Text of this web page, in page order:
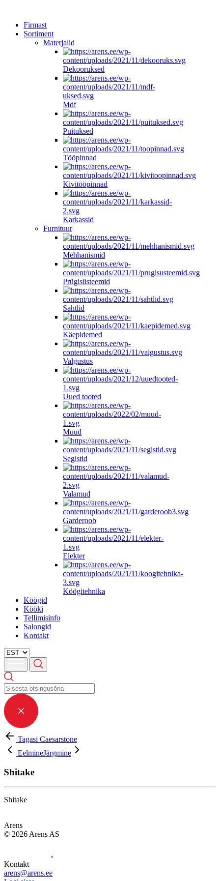
Firmast
Sortiment
Materjalid
Dekooruksed
Mdf
Puituksed
Tööpinnad
Kivitööpinnad
Karkassid
Furnituur
Mehhanismid
Prügisüsteemid
Sahtlid
Käepidemed
Valgustus
Uued tooted
Muud
Segistid
Valamud
Garderoob
Elekter
Köögitehnika
Köögid
Kööki
Tellimisinfo
Salongid
Kontakt
Tagasi Caesarstone
EelmineJärgmine
Shitake
Shitake
Arens
© 2026 Arens AS
Kontakt
arens@arens.ee